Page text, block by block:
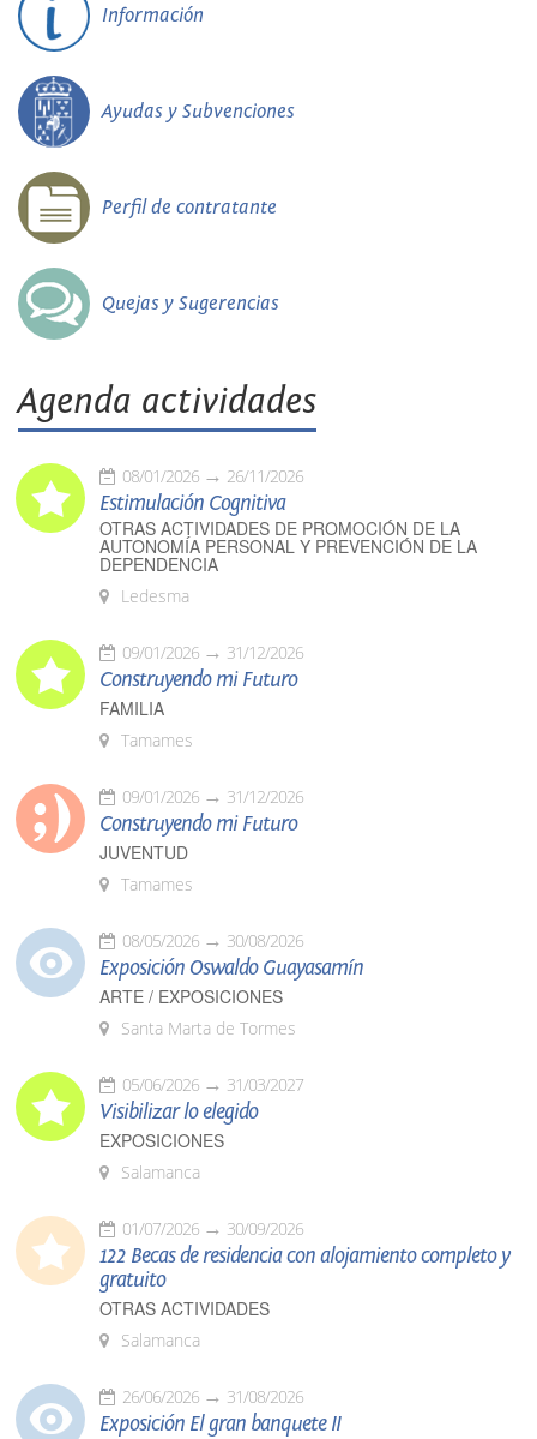
Información
Ayudas y Subvenciones
Perfil de contratante
Quejas y Sugerencias
Agenda actividades
08/01/2026 26/11/2026
Estimulación Cognitiva
OTRAS ACTIVIDADES DE PROMOCIÓN DE LA
AUTONOMÍA PERSONAL Y PREVENCIÓN DE LA
DEPENDENCIA
Ledesma
09/01/2026 31/12/2026
Construyendo mi Futuro
FAMILIA
Tamames
09/01/2026 31/12/2026
Construyendo mi Futuro
JUVENTUD
Tamames
08/05/2026 30/08/2026
Exposición Oswaldo Guayasamín
ARTE / EXPOSICIONES
Santa Marta de Tormes
05/06/2026 31/03/2027
Visibilizar lo elegido
EXPOSICIONES
Salamanca
01/07/2026 30/09/2026
122 Becas de residencia con alojamiento completo y
gratuito
OTRAS ACTIVIDADES
Salamanca
26/06/2026 31/08/2026
Exposición El gran banquete II